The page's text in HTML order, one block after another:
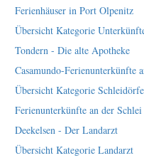
Ferienhäuser in Port Olpenitz
Übersicht Kategorie
Tondern - Die alte Apotheke
Casamundo-Ferienunterkünfte
Übersicht Kategorie
Ferienunterkünfte an der Schlei
Deekelsen - Der Landarzt
Übersicht Kategorie Landarzt